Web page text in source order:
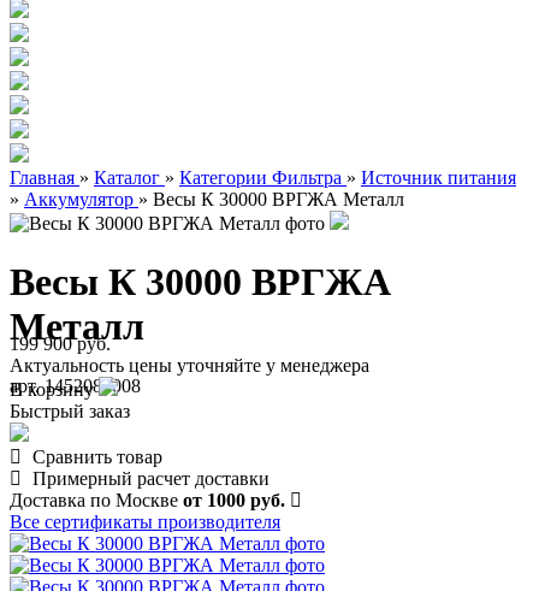
Главная » Каталог » Категории Фильтра » Источник питания
» Аккумулятор » Весы К 30000 ВРГЖА Металл
Весы К 30000 ВРГЖА
Металл
арт. 1452080008
199 900 руб.
Актуальность цены уточняйте у менеджера
В корзину
Быстрый заказ
Сравнить товар
Примерный расчет доставки
Доставка по Москве от 1000 руб.
Все сертификаты производителя